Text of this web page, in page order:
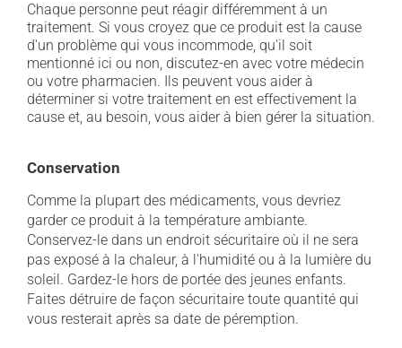
Chaque personne peut réagir différemment à un
traitement. Si vous croyez que ce produit est la cause
d'un problème qui vous incommode, qu'il soit
mentionné ici ou non, discutez-en avec votre médecin
ou votre pharmacien. Ils peuvent vous aider à
déterminer si votre traitement en est effectivement la
cause et, au besoin, vous aider à bien gérer la situation.
Conservation
Comme la plupart des médicaments, vous devriez
garder ce produit à la température ambiante.
Conservez-le dans un endroit sécuritaire où il ne sera
pas exposé à la chaleur, à l'humidité ou à la lumière du
soleil. Gardez-le hors de portée des jeunes enfants.
Faites détruire de façon sécuritaire toute quantité qui
vous resterait après sa date de péremption.